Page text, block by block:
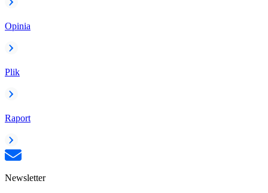
Opinia
Plik
Raport
Newsletter